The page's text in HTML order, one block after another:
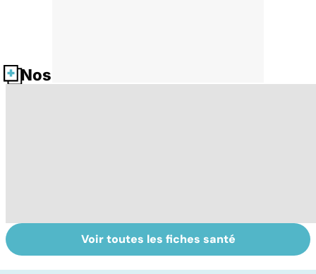
Nos fiches santé
Femmes :
comment
Violences
sexuelles :
Voir toutes les fiches santé